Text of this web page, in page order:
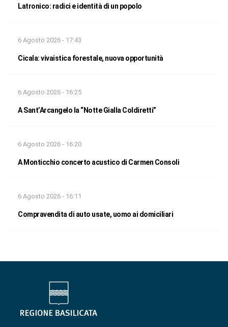
Latronico: radici e identità di un popolo
6 Agosto 2026 - 17:43
Cicala: vivaistica forestale, nuova opportunità
6 Agosto 2026 - 16:25
A Sant’Arcangelo la “Notte Gialla Coldiretti”
6 Agosto 2026 - 16:20
A Monticchio concerto acustico di Carmen Consoli
6 Agosto 2026 - 16:11
Compravendita di auto usate, uomo ai domiciliari